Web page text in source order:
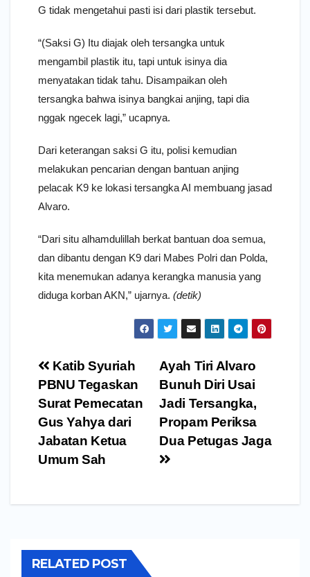
G tidak mengetahui pasti isi dari plastik tersebut.
“(Saksi G) Itu diajak oleh tersangka untuk
mengambil plastik itu, tapi untuk isinya dia
menyatakan tidak tahu. Disampaikan oleh
tersangka bahwa isinya bangkai anjing, tapi dia
nggak ngecek lagi,” ucapnya.
Dari keterangan saksi G itu, polisi kemudian
melakukan pencarian dengan bantuan anjing
pelacak K9 ke lokasi tersangka AI membuang jasad
Alvaro.
“Dari situ alhamdulillah berkat bantuan doa semua,
dan dibantu dengan K9 dari Mabes Polri dan Polda,
kita menemukan adanya kerangka manusia yang
diduga korban AKN,” ujarnya. (detik)
Navigasi
pos
Ayah Tiri Alvaro
Bunuh Diri Usai
Jadi Tersangka,
Propam Periksa
Dua Petugas Jaga
Katib Syuriah
PBNU Tegaskan
Surat Pemecatan
Gus Yahya dari
Jabatan Ketua
Umum Sah
RELATED POST